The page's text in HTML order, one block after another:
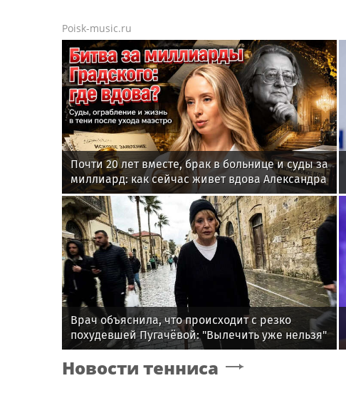
Poisk-music.ru
Почти 20 лет вместе, брак в больнице и суды за
миллиард: как сейчас живет вдова Александра
Градского
Врач объяснила, что происходит с резко
похудевшей Пугачёвой: "Вылечить уже нельзя"
Новости тенниса